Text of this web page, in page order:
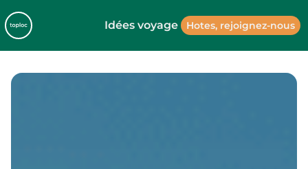
Idées voyage Hotes, rejoignez-nous